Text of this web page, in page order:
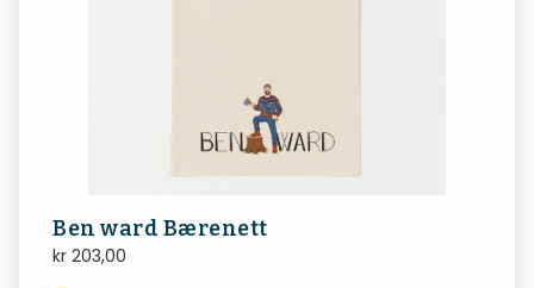
Ben ward Bærenett
kr 203,00